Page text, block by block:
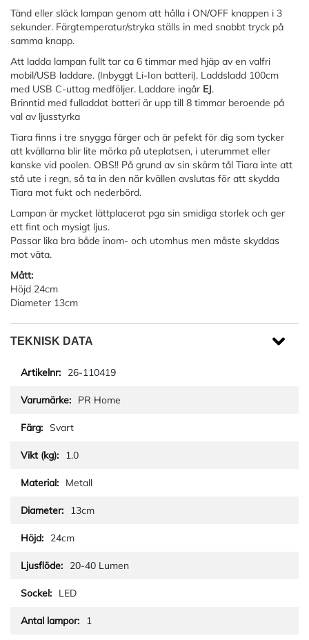
Tänd eller släck lampan genom att hålla i ON/OFF knappen i 3
sekunder. Färgtemperatur/stryka ställs in med snabbt tryck på
samma knapp.
Att ladda lampan fullt tar ca 6 timmar med hjäp av en valfri
mobil/USB laddare. (Inbyggt Li-Ion batteri). Laddsladd 100cm
med USB C-uttag medföljer. Laddare ingår EJ.
Brinntid med fulladdat batteri är upp till 8 timmar beroende på
val av ljusstyrka
Tiara finns i tre snygga färger och är pefekt för dig som tycker
att kvällarna blir lite mörka på uteplatsen, i uterummet eller
kanske vid poolen. OBS!! På grund av sin skärm tål Tiara inte att
stå ute i regn, så ta in den när kvällen avslutas för att skydda
Tiara mot fukt och nederbörd.
Lampan är mycket lättplacerat pga sin smidiga storlek och ger
ett fint och mysigt ljus.
Passar lika bra både inom- och utomhus men måste skyddas
mot väta.
Mått:
Höjd 24cm
Diameter 13cm
TEKNISK DATA
26-110419
PR Home
Svart
1.0
Metall
13cm
24cm
20-40 Lumen
LED
1